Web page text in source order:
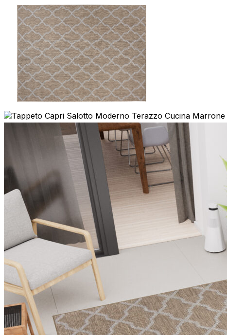
Utilizziamo i cookie per
Condividiamo inoltre
combinarle con altre
I cookie indispensabili sono
memorizzano alcun dato
Preferenze